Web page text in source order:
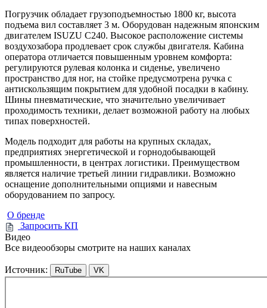
Погрузчик обладает грузоподъемностью 1800 кг, высота
подъема вил составляет 3 м. Оборудован надежным японским
двигателем ISUZU C240. Высокое расположение системы
воздухозабора продлевает срок службы двигателя. Кабина
оператора отличается повышенным уровнем комфорта:
регулируются рулевая колонка и сиденье, увеличено
пространство для ног, на стойке предусмотрена ручка с
антискользящим покрытием для удобной посадки в кабину.
Шины пневматические, что значительно увеличивает
проходимость техники, делает возможной работу на любых
типах поверхностей.
Модель подходит для работы на крупных складах,
предприятиях энергетической и горнодобывающей
промышленности, в центрах логистики. Преимуществом
является наличие третьей линии гидравлики. Возможно
оснащение дополнительными опциями и навесным
оборудованием по запросу.
О бренде
Запросить КП
Видео
Все видеообзоры смотрите на наших каналах
Источник: RuTube VK